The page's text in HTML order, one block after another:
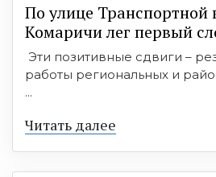
По улице Транспортной
Комаричи лег первый
Эти позитивные сдвиги –
работы региональных и
...
Читать далее